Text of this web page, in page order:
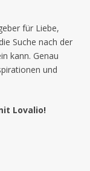
für Liebe,
Suche nach der
kann. Genau
und
Lovalio!